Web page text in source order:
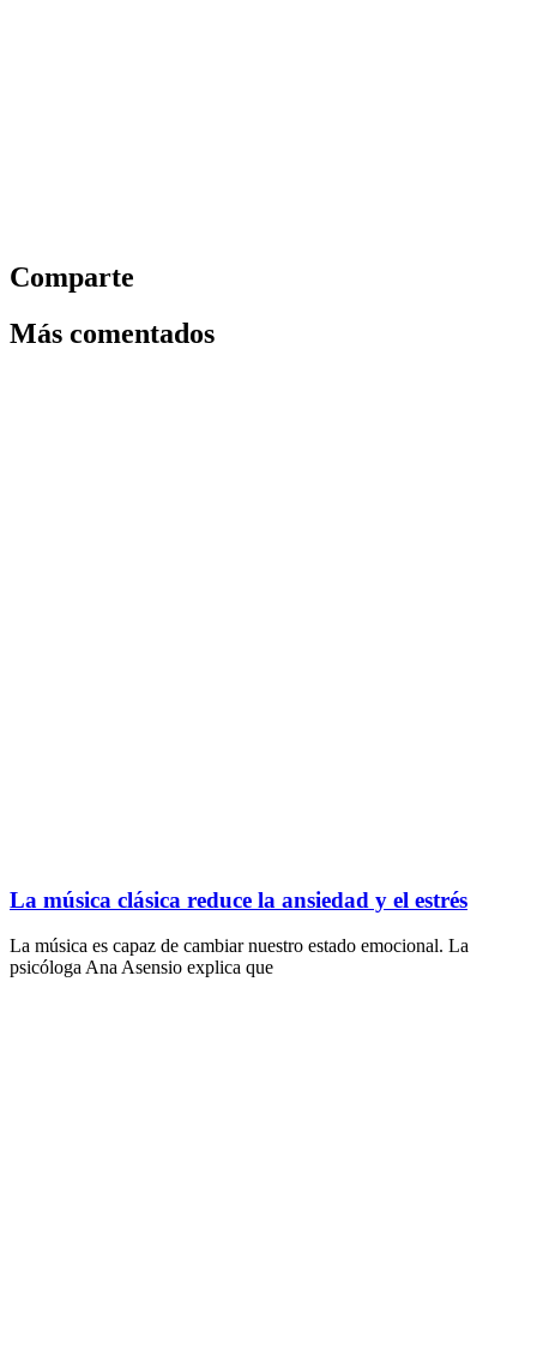
Comparte
Más comentados
La música clásica reduce la ansiedad y el estrés
La música es capaz de cambiar nuestro estado emocional. La
psicóloga Ana Asensio explica que